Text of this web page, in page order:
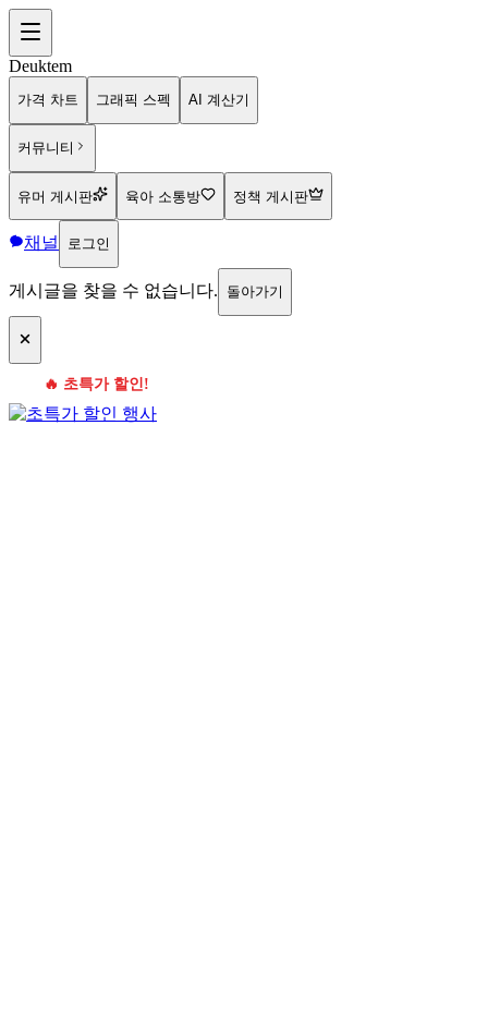
Deuktem
가격 차트 그래픽 스펙 AI 계산기
커뮤니티
유머 게시판 육아 소통방 정책 게시판
채널 로그인
게시글을 찾을 수 없습니다. 돌아가기
🔥 초특가 할인!